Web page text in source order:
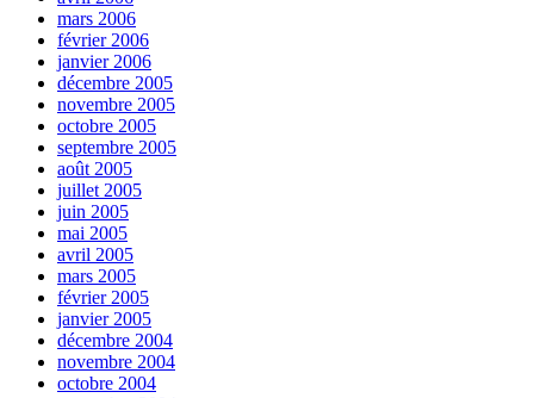
mars 2006
février 2006
janvier 2006
décembre 2005
novembre 2005
octobre 2005
septembre 2005
août 2005
juillet 2005
juin 2005
mai 2005
avril 2005
mars 2005
février 2005
janvier 2005
décembre 2004
novembre 2004
octobre 2004